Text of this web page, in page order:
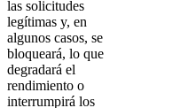
las solicitudes
legítimas y, en
algunos casos, se
bloqueará, lo que
degradará el
rendimiento o
interrumpirá los